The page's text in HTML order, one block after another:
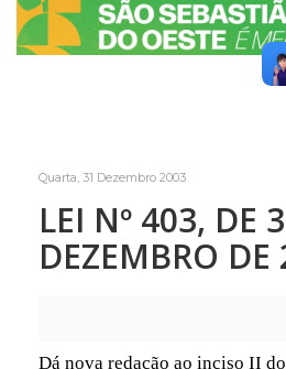
Quarta, 31 Dezembro 2003
LEI Nº 403, DE
DEZEMBRO DE
Dá nova redação ao inciso II